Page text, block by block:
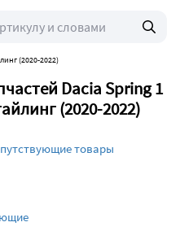
(2020-2022)
Dacia Spring 1
(2020-2022)
товары